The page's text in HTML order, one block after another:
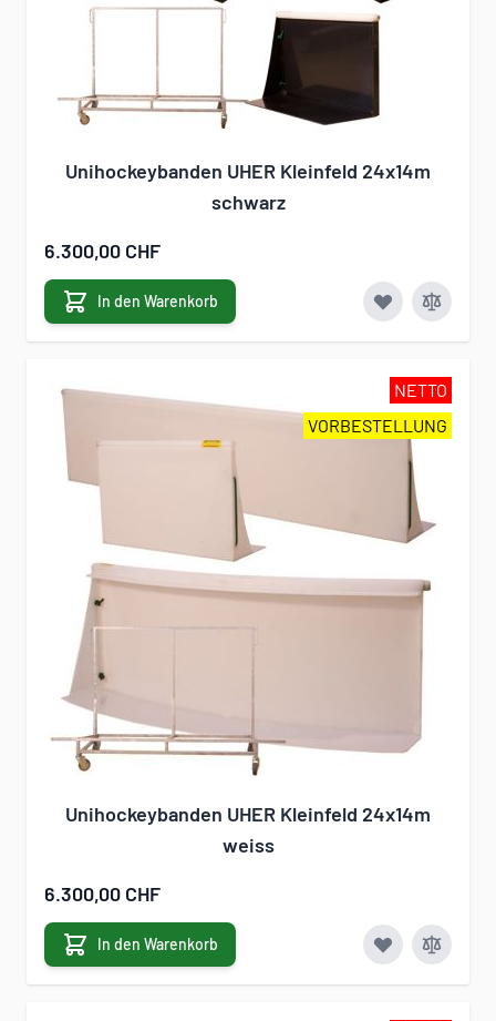
Unihockeybanden UHER Kleinfeld 24x14m
schwarz
6.300,00 CHF
In den Warenkorb
NETTO
VORBESTELLUNG
Unihockeybanden UHER Kleinfeld 24x14m
weiss
6.300,00 CHF
In den Warenkorb